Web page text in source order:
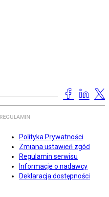
REGULAMIN
Polityka Prywatności
Zmiana ustawień zgód
Regulamin serwisu
Informacje o nadawcy
Deklaracja dostępności